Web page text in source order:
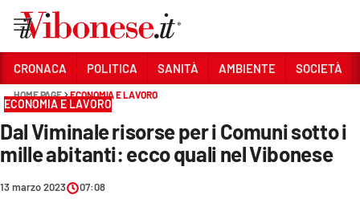
Sezioni
CRONACA
POLITICA
SANITÀ
CRONACA POLITICA SANITÀ AMBIENTE SOCIETÀ
HOME PAGE ECONOMIA E LAVORO
ECONOMIA E LAVORO
Dal Viminale risorse per i Comuni sotto i
mille abitanti: ecco quali nel Vibonese
13 marzo 2023 07:08